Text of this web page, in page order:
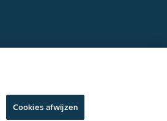
Cookies afwijzen